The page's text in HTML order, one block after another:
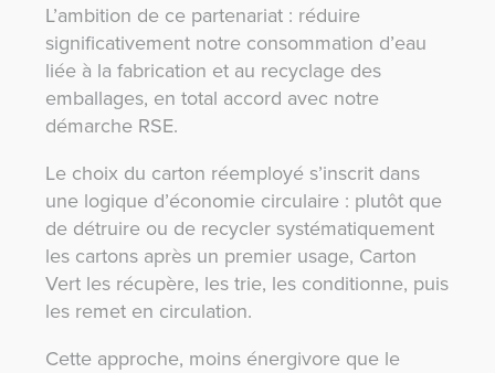
L’ambition de ce partenariat : réduire
significativement notre consommation d’eau
liée à la fabrication et au recyclage des
emballages, en total accord avec notre
démarche RSE.
Le choix du carton réemployé s’inscrit dans
une logique d’économie circulaire : plutôt que
de détruire ou de recycler systématiquement
les cartons après un premier usage, Carton
Vert les récupère, les trie, les conditionne, puis
les remet en circulation.
Cette approche, moins énergivore que le